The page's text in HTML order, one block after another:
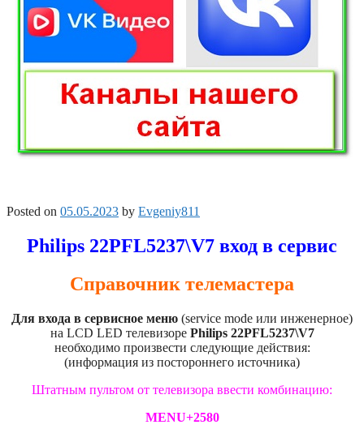
Posted on 05.05.2023 by Evgeniy811
Philips 22PFL5237\V7 вход в сервис
Справочник телемастера
Для входа в сервисное меню (service mode или инженерное)
на LCD LED телевизоре Philips 22PFL5237\V7
необходимо произвести следующие действия:
(информация из постороннего источника)
Штатным пультом от телевизора ввести комбинацию:
MENU+2580